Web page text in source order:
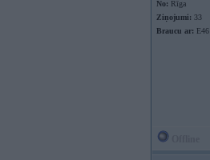
No: Rīga
Ziņojumi: 33
Braucu ar: E46